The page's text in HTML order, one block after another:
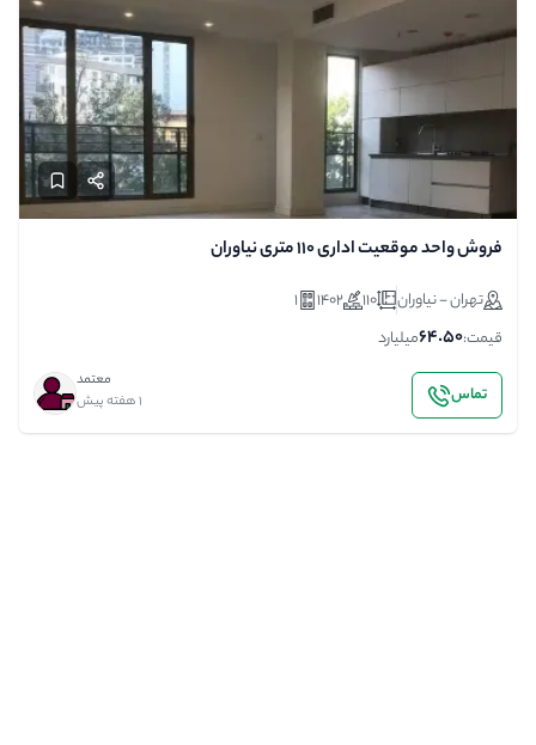
فروش واحد موقعیت اداری ۱۱۰ متری نیاوران
تهران - نیاوران 110
1402
1
قیمت:64.50میلیارد
تماس
معتمد
1 هفته پیش